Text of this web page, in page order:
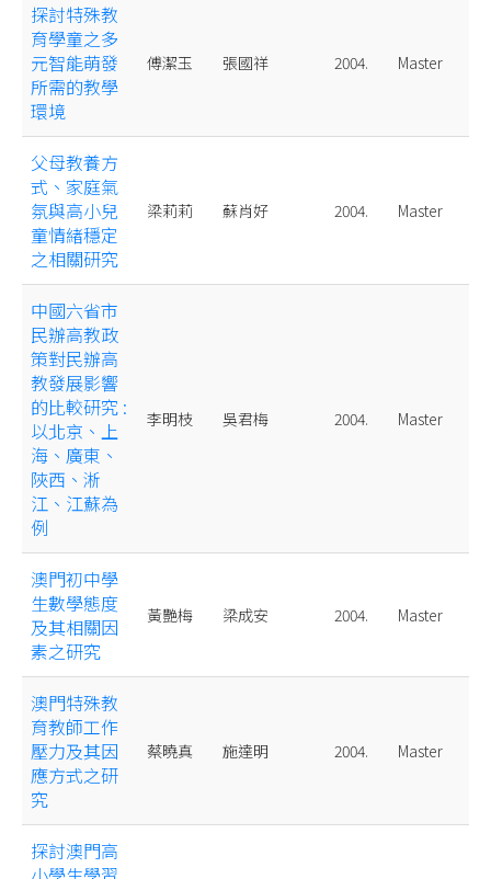
探討特殊教
育學童之多
元智能萌發
所需的教學
環境
傅潔玉 張國祥 2004. Master
父母教養方
式、家庭氣
氛與高小兒
童情緖穩定
之相關研究
梁莉莉 蘇肖好 2004. Master
中國六省市
民辦高教政
策對民辦高
教發展影響
的比較研究 :
以北京、上
海、廣東、
陜西、淅
江、江蘇為
例
李明枝 吳君梅 2004. Master
澳門初中學
生數學態度
及其相關因
素之研究
黃艷梅 梁成安 2004. Master
澳門特殊教
育教師工作
壓力及其因
應方式之研
究
蔡曉真 施達明 2004. Master
探討澳門高